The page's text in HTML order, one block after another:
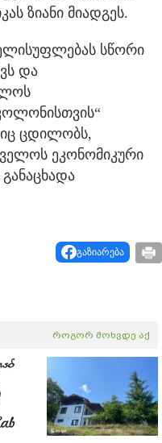
ზიანი მიადგეს.
სწორი
და
ცდილობს,
ეკონომიკური
გაზიარება
როგორ მოხვდე აქ